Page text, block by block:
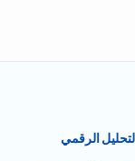
الرقمي